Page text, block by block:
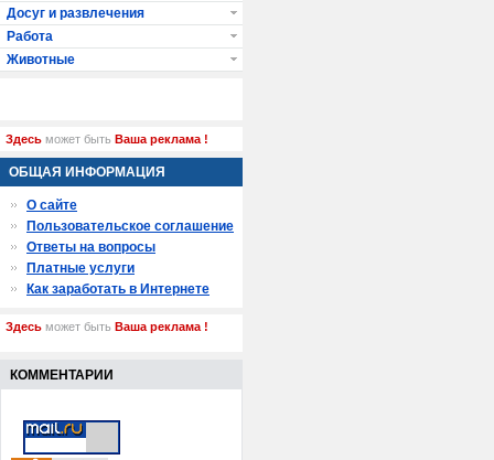
Досуг и развлечения
Работа
Животные
Здесь может быть Ваша реклама !
ОБЩАЯ ИНФОРМАЦИЯ
О сайте
Пользовательское соглашение
Ответы на вопросы
Платные услуги
Как заработать в Интернете
Здесь может быть Ваша реклама !
КОММЕНТАРИИ